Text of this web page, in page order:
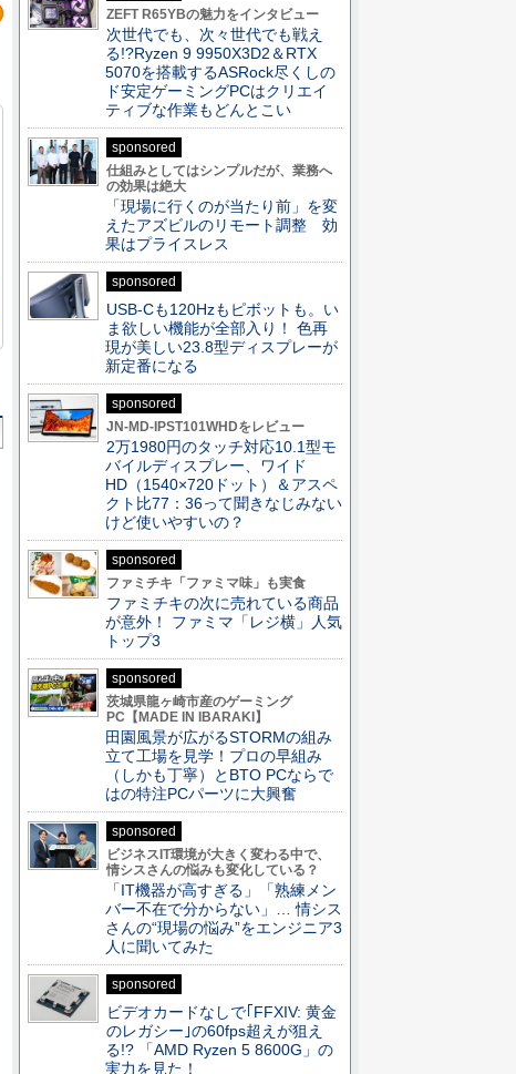
ZEFT R65YBの魅力をインタビュー
次世代でも、次々世代でも戦え
る!?Ryzen 9 9950X3D2＆RTX
5070を搭載するASRock尽くしの
ド安定ゲーミングPCはクリエイ
ティブな作業もどんとこい
sponsored
仕組みとしてはシンプルだが、業務へ
の効果は絶大
「現場に行くのが当たり前」を変
えたアズビルのリモート調整 効
果はプライスレス
sponsored
USB-Cも120Hzもピボットも。い
ま欲しい機能が全部入り！ 色再
現が美しい23.8型ディスプレーが
新定番になる
sponsored
JN-MD-IPST101WHDをレビュー
2万1980円のタッチ対応10.1型モ
バイルディスプレー、ワイド
HD（1540×720ドット）＆アスペ
クト比77：36って聞きなじみない
けど使いやすいの？
sponsored
ファミチキ「ファミマ味」も実食
ファミチキの次に売れている商品
が意外！ ファミマ「レジ横」人気
トップ3
sponsored
茨城県龍ヶ崎市産のゲーミング
PC【MADE IN IBARAKI】
田園風景が広がるSTORMの組み
立て工場を見学！プロの早組み
（しかも丁寧）とBTO PCならで
はの特注PCパーツに大興奮
sponsored
ビジネスIT環境が大きく変わる中で、
情シスさんの悩みも変化している？
「IT機器が高すぎる」「熟練メン
バー不在で分からない」… 情シス
さんの“現場の悩み”をエンジニア3
人に聞いてみた
sponsored
ビデオカードなしで｢FFXIV: 黄金
のレガシー｣の60fps超えが狙え
る!? 「AMD Ryzen 5 8600G」の
実力を見た！